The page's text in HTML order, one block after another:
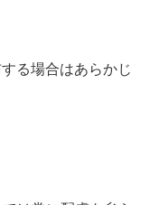
る場合はあらかじ